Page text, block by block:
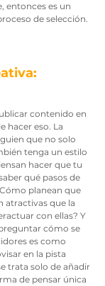
entonces es un
de selección.
contenido en
hacer eso. La
que no solo
tenga un estilo
hacer que tu
qué pasos de
planean que
atractivas que la
con ellas? Y
cómo se
es como
en la pista
trata solo de añadir
de pensar única